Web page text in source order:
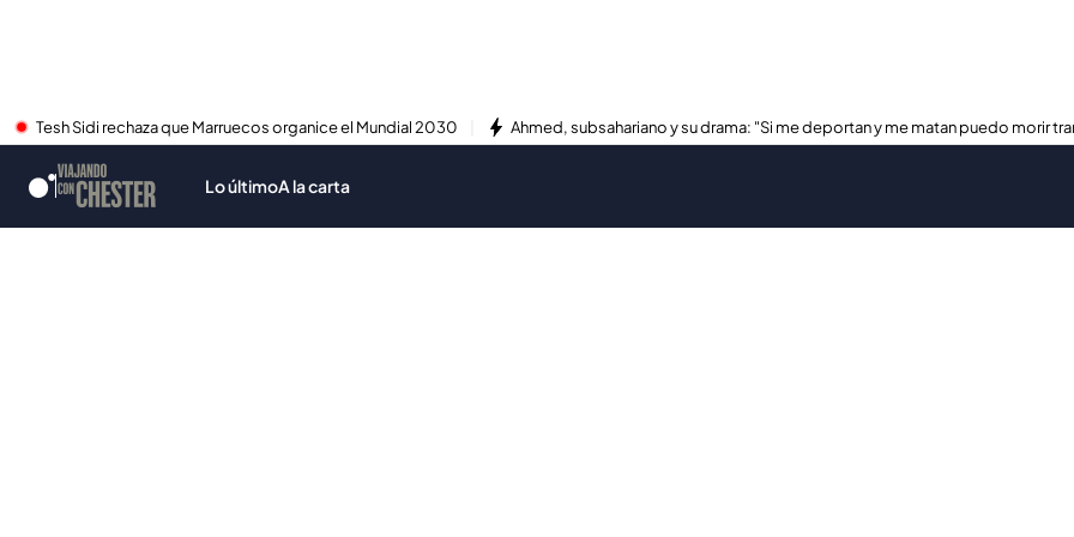
Tesh Sidi rechaza que Marruecos organice el Mundial 2030 Ahmed, subsahariano y su drama: "Si me deportan y me matan puedo morir
Lo últimoA la carta